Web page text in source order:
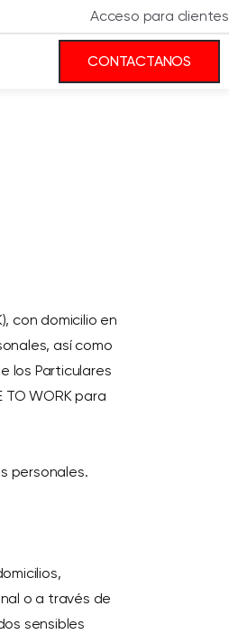
Acceso para clientes
CONTACTANOS
con domicilio en
así como
los Particulares
WORK para
personales.
o a través de
sensibles